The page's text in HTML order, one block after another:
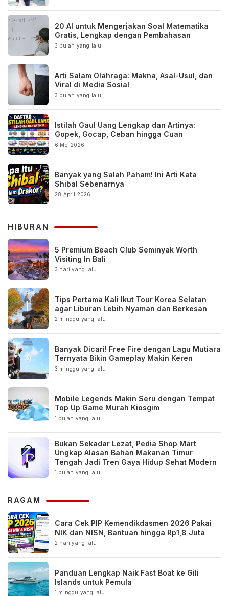
20 AI untuk Mengerjakan Soal Matematika
Gratis, Lengkap dengan Pembahasan
3 bulan yang lalu
Arti Salam Olahraga: Makna, Asal-Usul, dan
Viral di Media Sosial
3 bulan yang lalu
Istilah Gaul Uang Lengkap dan Artinya:
Gopek, Gocap, Ceban hingga Cuan
6 Mei 2026
Banyak yang Salah Paham! Ini Arti Kata
Shibal Sebenarnya
28 April 2026
HIBURAN
5 Premium Beach Club Seminyak Worth
Visiting In Bali
3 hari yang lalu
Tips Pertama Kali Ikut Tour Korea Selatan
agar Liburan Lebih Nyaman dan Berkesan
2 minggu yang lalu
Banyak Dicari! Free Fire dengan Lagu Mutiara
Ternyata Bikin Gameplay Makin Keren
3 minggu yang lalu
Mobile Legends Makin Seru dengan Tempat
Top Up Game Murah Kiosgim
1 bulan yang lalu
Bukan Sekadar Lezat, Pedia Shop Mart
Ungkap Alasan Bahan Makanan Timur
Tengah Jadi Tren Gaya Hidup Sehat Modern
1 bulan yang lalu
RAGAM
Cara Cek PIP Kemendikdasmen 2026 Pakai
NIK dan NISN, Bantuan hingga Rp1,8 Juta
2 hari yang lalu
Panduan Lengkap Naik Fast Boat ke Gili
Islands untuk Pemula
1 minggu yang lalu